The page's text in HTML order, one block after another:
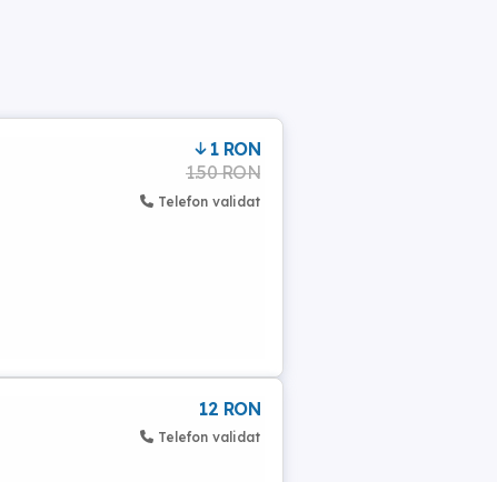
1 RON
1.50 RON
Telefon validat
12 RON
Telefon validat